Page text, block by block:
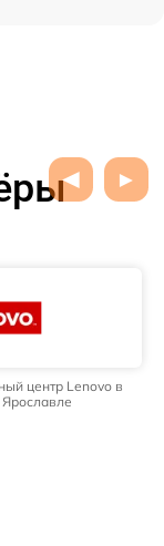
центр Lenovo в
Ярославле